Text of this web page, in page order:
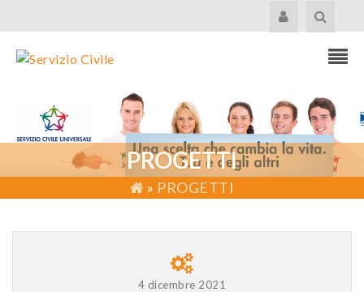
PROGETTI
» PROGETTI
4 dicembre 2021